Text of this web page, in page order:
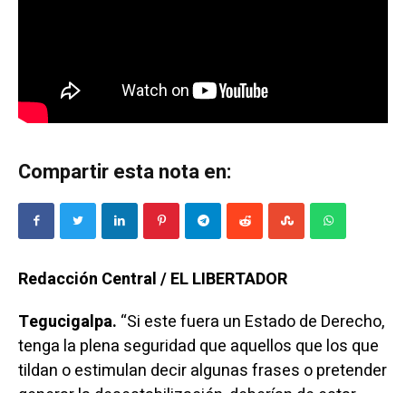
Compartir esta nota en:
Redacción Central / EL LIBERTADOR
Tegucigalpa. “Si este fuera un Estado de Derecho,
tenga la plena seguridad que aquellos que los que
tildan o estimulan decir algunas frases o pretender